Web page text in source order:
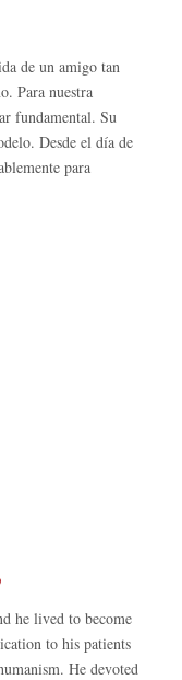
FACEBOOK
de un amigo tan
Para nuestra
fundamental. Su
Desde el día de
para
he lived to become
to his patients
He devoted